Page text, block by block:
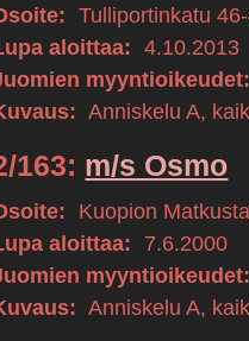
Tulliportinkatu
aloittaa: 4.10.2013
myyntioikeudet:
Anniskelu A,
163: m/s Osmo
Kuopion
aloittaa:
7.6.2000
myyntioikeudet:
Anniskelu A,